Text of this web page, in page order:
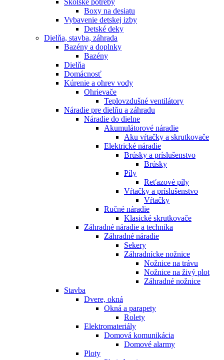
Školské potreby
Boxy na desiatu
Vybavenie detskej izby
Detské deky
Dielňa, stavba, záhrada
Bazény a doplnky
Bazény
Dielňa
Domácnosť
Kúrenie a ohrev vody
Ohrievače
Teplovzdušné ventilátory
Náradie pre dielňu a záhradu
Náradie do dielne
Akumulátorové náradie
Aku vŕtačky a skrutkovače
Elektrické náradie
Brúsky a príslušenstvo
Brúsky
Píly
Reťazové píly
Vŕtačky a príslušenstvo
Vŕtačky
Ručné náradie
Klasické skrutkovače
Záhradné náradie a technika
Záhradné náradie
Sekery
Záhradnícke nožnice
Nožnice na trávu
Nožnice na živý plot
Záhradné nožnice
Stavba
Dvere, okná
Okná a parapety
Rolety
Elektromateriály
Domová komunikácia
Domové alarmy
Ploty